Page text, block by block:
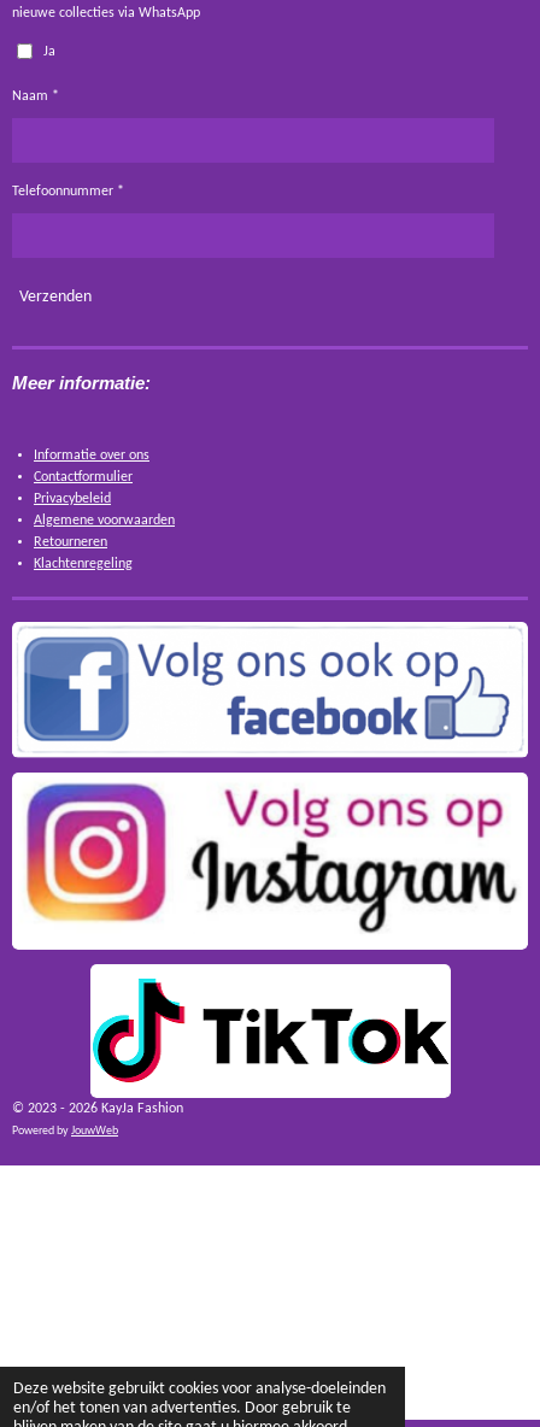
Deze website gebruikt cookies voor analyse-doeleinden
en/of het tonen van advertenties. Door gebruik te
nieuwe collecties via WhatsApp
Ja
Naam *
Telefoonnummer *
Verzenden
Meer informatie:
Informatie over ons
Contactformulier
Privacybeleid
Algemene voorwaarden
Retourneren
Klachtenregeling
© 2023 - 2026 KayJa Fashion
Powered byJouwWeb